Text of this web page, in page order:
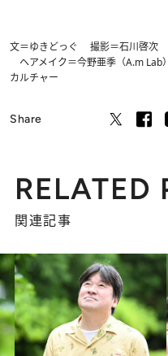
文＝ゆきどっぐ 撮影＝石川啓次
ヘアメイク＝今野亜季（A.m Lab）
カルチャー
Share
RELATED
関連記事